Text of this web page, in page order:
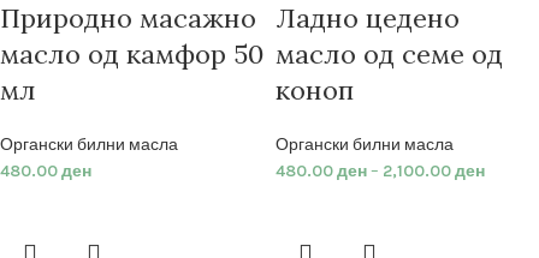
Природно масажно
масло од камфор 50
мл
Органски билни масла
480.00ден
Ладно цедено
масло од семе од
коноп
Органски билни масла
480.00ден– 2,100.00ден